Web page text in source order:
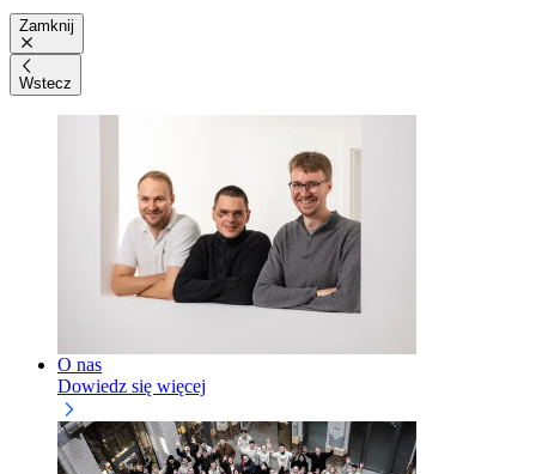
Zamknij
Wstecz
O nas
Dowiedz się więcej